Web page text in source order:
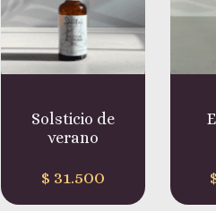
Elemento
$29.400